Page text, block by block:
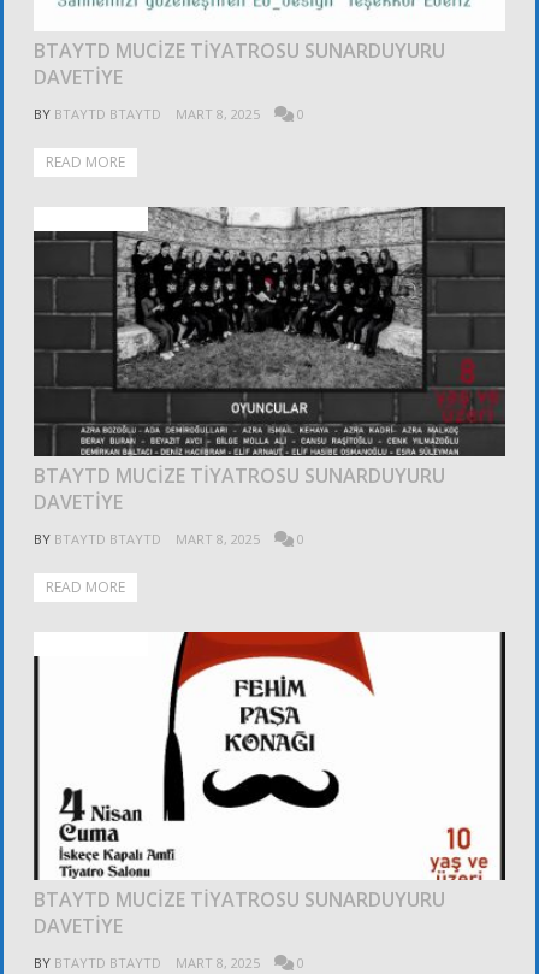
BTAYTD MUCİZE TİYATROSU SUNARDUYURU
DAVETİYE
BY BTAYTD BTAYTD MART 8, 2025 0
READ MORE
BTAYTD MUCİZE TİYATROSU SUNARDUYURU
DAVETİYE
BY BTAYTD BTAYTD MART 8, 2025 0
READ MORE
BTAYTD MUCİZE TİYATROSU SUNARDUYURU
DAVETİYE
BY BTAYTD BTAYTD MART 8, 2025 0